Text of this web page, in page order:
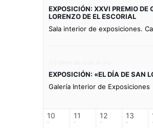
EXPOSICIÓN: XXVI PREMIO DE
LORENZO DE EL ESCORIAL
Sala interior de exposiciones.
EXPOSICIÓN: «EL DÍA DE SAN
Galería Interior de Exposiciones
10 11 12 13